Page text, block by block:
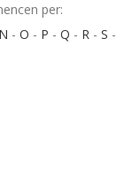
per:
N - O - P - Q - R - S -